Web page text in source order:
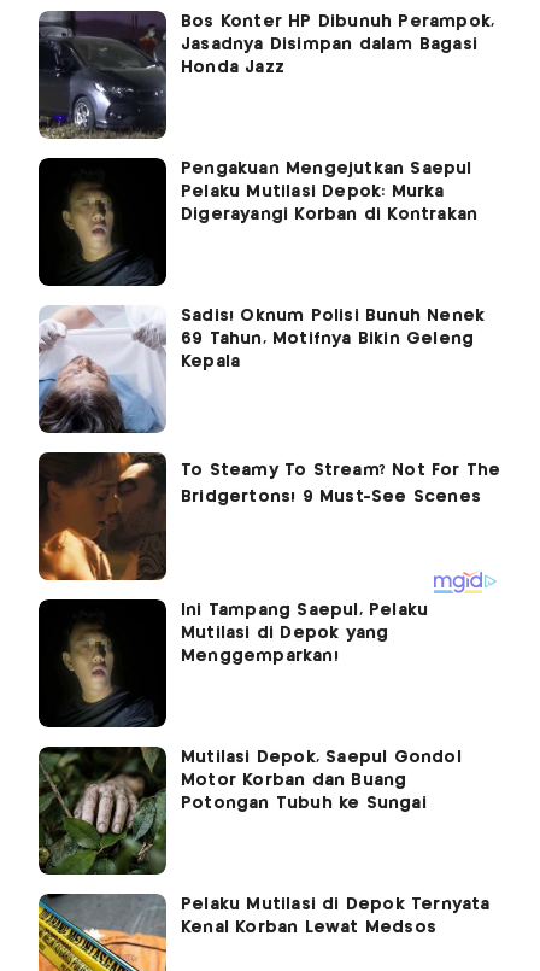
Bos Konter HP Dibunuh Perampok,
Jasadnya Disimpan dalam Bagasi
Honda Jazz
Pengakuan Mengejutkan Saepul
Pelaku Mutilasi Depok: Murka
Digerayangi Korban di Kontrakan
Sadis! Oknum Polisi Bunuh Nenek
69 Tahun, Motifnya Bikin Geleng
Kepala
Ini Tampang Saepul, Pelaku
Mutilasi di Depok yang
Menggemparkan!
Mutilasi Depok, Saepul Gondol
Motor Korban dan Buang
Potongan Tubuh ke Sungai
Pelaku Mutilasi di Depok Ternyata
Kenal Korban Lewat Medsos